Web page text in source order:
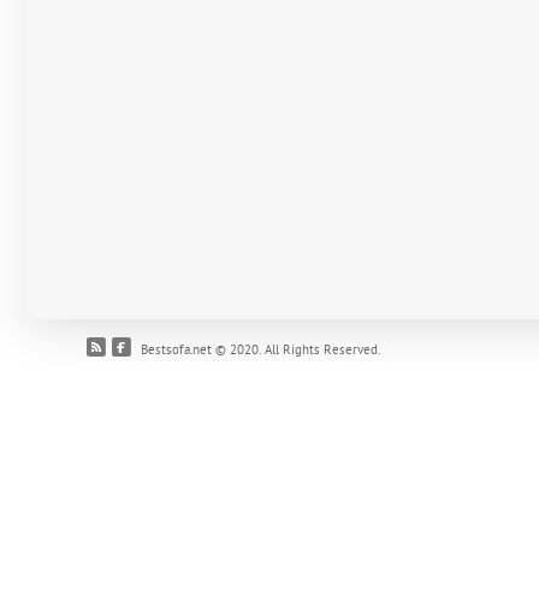
Bestsofa.net © 2020. All Rights Reserved.